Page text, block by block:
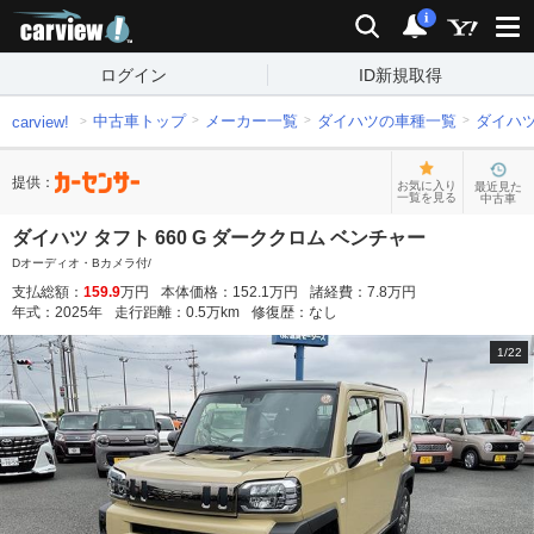
検索 通知
i
ログイン ID新規取得
carview! 中古車トップ メーカー一覧 ダイハツの車種一覧 ダイハ
提供：
お気に入り
一覧を見る
最近見た
中古車
ダイハツ タフト 660 G ダーククロム ベンチャー
Dオーディオ・Bカメラ付/
支払総額： 159.9万円 本体価格： 152.1万円 諸経費： 7.8万円
年式： 2025年 走行距離： 0.5万km 修復歴： なし
1/22